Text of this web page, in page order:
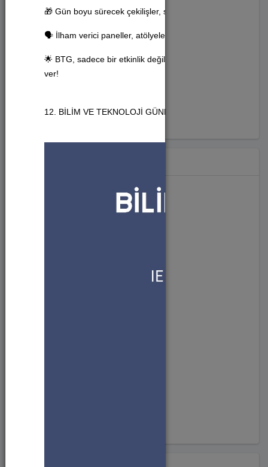
Festival (2)
Konser (9)
Anma Programı (2)
Toplantı (2)
🎁 Gün boyu sürecek çekilişler, sürpriz hediyeler ve özel
🗣 İlham verici paneller, atölyeler ve etkileşimli sohbetler
🌟 BTG, sadece bir etkinlik değil; geleceği inşa eden bir
ver!
12. BİLİM VE TEKNOLOJİ GÜNLERİ GELECEĞE AÇILAN